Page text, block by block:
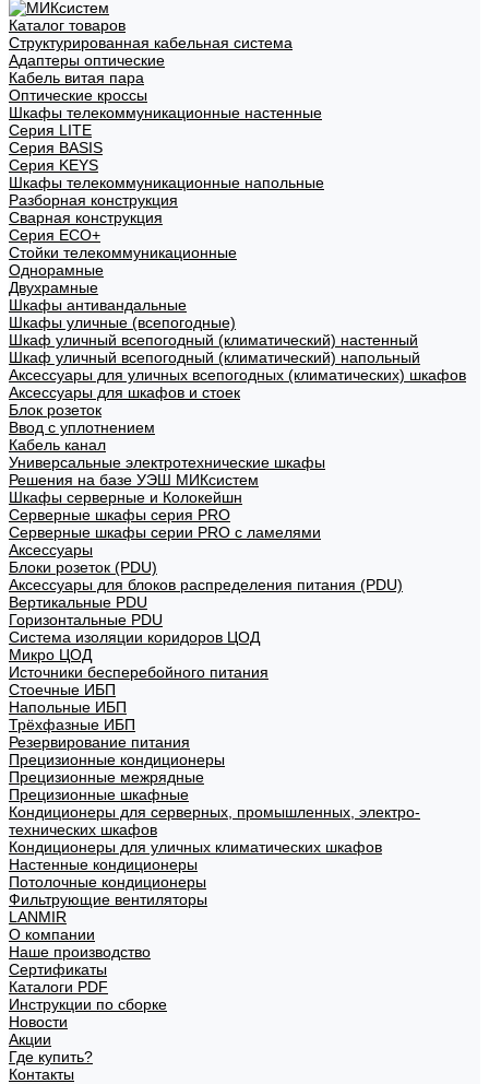
Каталог товаров
Структурированная кабельная система
Адаптеры оптические
Кабель витая пара
Оптические кроссы
Шкафы телекоммуникационные настенные
Cерия LITE
Cерия BASIS
Cерия KEYS
Шкафы телекоммуникационные напольные
Разборная конструкция
Сварная конструкция
Серия ECO+
Стойки телекоммуникационные
Однорамные
Двухрамные
Шкафы антивандальные
Шкафы уличные (всепогодные)
Шкаф уличный всепогодный (климатический) настенный
Шкаф уличный всепогодный (климатический) напольный
Аксессуары для уличных всепогодных (климатических) шкафов
Аксессуары для шкафов и стоек
Блок розеток
Ввод с уплотнением
Кабель канал
Универсальные электротехнические шкафы
Решения на базе УЭШ МИКсистем
Шкафы серверные и Колокейшн
Серверные шкафы серия PRO
Серверные шкафы серии PRO с ламелями
Аксессуары
Блоки розеток (PDU)
Аксессуары для блоков распределения питания (PDU)
Вертикальные PDU
Горизонтальные PDU
Система изоляции коридоров ЦОД
Микро ЦОД
Источники бесперебойного питания
Стоечные ИБП
Напольные ИБП
Трёхфазные ИБП
Резервирование питания
Прецизионные кондиционеры
Прецизионные межрядные
Прецизионные шкафные
Кондиционеры для серверных, промышленных, электро-
технических шкафов
Кондиционеры для уличных климатических шкафов
Настенные кондиционеры
Потолочные кондиционеры
Фильтрующие вентиляторы
LANMIR
О компании
Наше производство
Сертификаты
Каталоги PDF
Инструкции по сборке
Новости
Акции
Где купить?
Контакты